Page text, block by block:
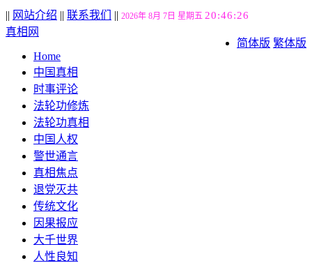
|| 网站介绍 || 联系我们 || 2026年 8月 7日 星期五 20:46:26
简体版 繁体版
真相网
Home
中国真相
时事评论
法轮功修炼
法轮功真相
中国人权
警世通言
真相焦点
退党灭共
传统文化
因果报应
大千世界
人性良知